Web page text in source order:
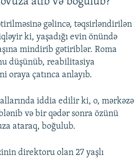
gəlincə, təqsirləndirilən
ki, yaşadığı evin önündə
mindirib gətiriblər. Roma
düşünüb, reabilitasiya
oraya çatınca anlayıb.
iddia edilir ki, o, mərkəzə
və bir qədər sonra özünü
ataraq, boğulub.
direktoru olan 27 yaşlı